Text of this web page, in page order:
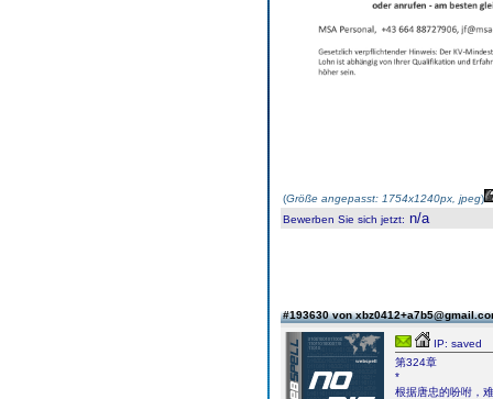
(Größe angepasst: 1754x1240px, jpeg)
Bewerben Sie sich jetzt: n/a
#193630 von
IP: saved
第324章
*
根据唐忠的吩咐，